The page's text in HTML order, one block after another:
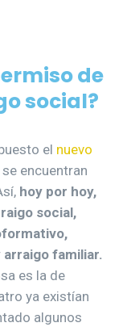
de
social?
el nuevo
se encuentran
hoy por hoy,
social,
familiar.
es la de
ya existían
algunos